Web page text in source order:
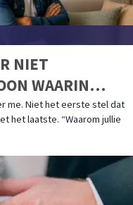
NIET
me. Niet het eerste stel dat
het laatste. “Waarom jullie